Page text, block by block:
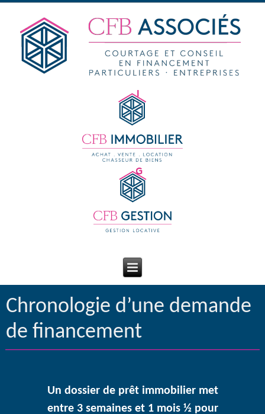
Chronologie d’une demande
de financement
Un dossier de prêt immobilier met
entre 3 semaines et 1 mois ½ pour